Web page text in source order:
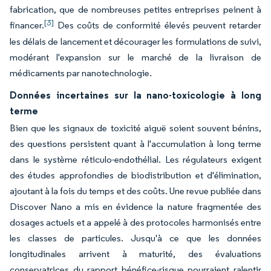
fabrication, que de nombreuses petites entreprises peinent à
financer.[3] Des coûts de conformité élevés peuvent retarder
les délais de lancement et décourager les formulations de suivi,
modérant l'expansion sur le marché de la livraison de
médicaments par nanotechnologie.
Données incertaines sur la nano-toxicologie à long
terme
Bien que les signaux de toxicité aiguë soient souvent bénins,
des questions persistent quant à l'accumulation à long terme
dans le système réticulo-endothélial. Les régulateurs exigent
des études approfondies de biodistribution et d'élimination,
ajoutant à la fois du temps et des coûts. Une revue publiée dans
Discover Nano a mis en évidence la nature fragmentée des
dosages actuels et a appelé à des protocoles harmonisés entre
les classes de particules. Jusqu'à ce que les données
longitudinales arrivent à maturité, des évaluations